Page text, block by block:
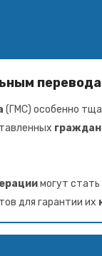
(ГМС) особенно
могут
для гарантии их